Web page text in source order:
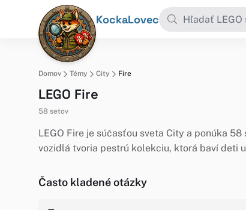
KockaLovec
Domov Témy City Fire
LEGO Fire
58 setov
LEGO Fire je súčasťou sveta City a ponúka
vozidlá tvoria pestrú kolekciu, ktorá baví deti
Často kladené otázky